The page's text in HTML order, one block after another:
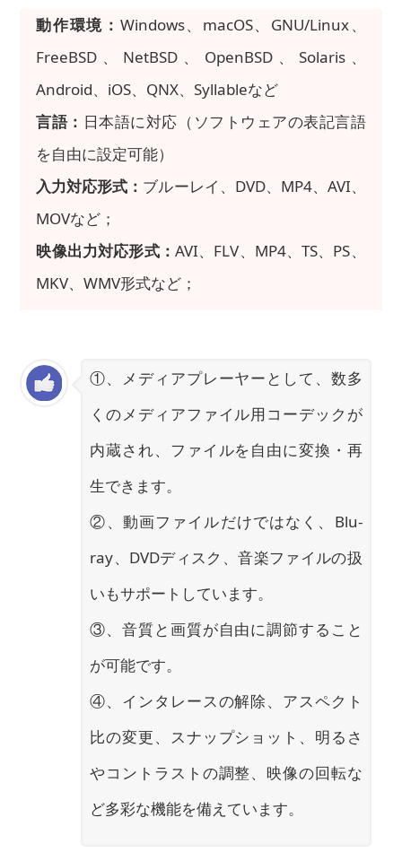
動作環境： Windows、macOS、GNU/Linux、
FreeBSD、NetBSD、OpenBSD、Solaris、
Android、iOS、QNX、Syllableなど
言語： 日本語に対応（ソフトウェアの表記言語
を自由に設定可能）
入力対応形式： ブルーレイ、DVD、MP4、AVI、
MOVなど；
映像出力対応形式： AVI、FLV、MP4、TS、PS、
MKV、WMV形式など；
①、メディアプレーヤーとして、数多
くのメディアファイル用コーデックが
内蔵され、ファイルを自由に変換・再
生できます。
②、動画ファイルだけではなく、Blu-
ray、DVDディスク、音楽ファイルの扱
いもサポートしています。
③、音質と画質が自由に調節すること
が可能です。
④、インタレースの解除、アスペクト
比の変更、スナップショット、明るさ
やコントラストの調整、映像の回転な
ど多彩な機能を備えています。